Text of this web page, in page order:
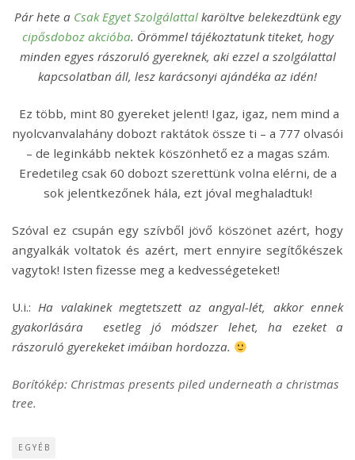
Pár hete a Csak Egyet Szolgálattal karöltve belekezdtünk egy
cipősdoboz akcióba. Örömmel tájékoztatunk titeket, hogy
minden egyes rászoruló gyereknek, aki ezzel a szolgálattal
kapcsolatban áll, lesz karácsonyi ajándéka az idén!
Ez több, mint 80 gyereket jelent! Igaz, igaz, nem mind a
nyolcvanvalahány dobozt raktátok össze ti – a 777 olvasói
– de leginkább nektek köszönhető ez a magas szám.
Eredetileg csak 60 dobozt szerettünk volna elérni, de a
sok jelentkezőnek hála, ezt jóval meghaladtuk!
Szóval ez csupán egy szívből jövő köszönet azért, hogy
angyalkák voltatok és azért, mert ennyire segítőkészek
vagytok! Isten fizesse meg a kedvességeteket!
U.i.:Ha valakinek megtetszett az angyal-lét, akkor ennek
gyakorlására esetleg jó módszer lehet, ha ezeket a
rászoruló gyerekeket imáiban hordozza.
Borítókép: Christmas presents piled underneath a christmas
tree.
EGYÉB